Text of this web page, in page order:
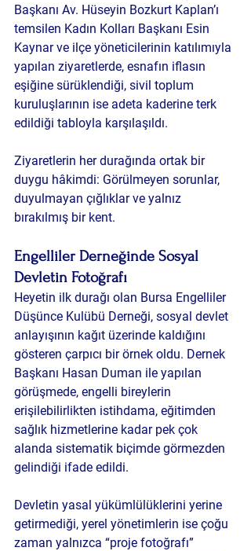
Başkanı Av. Hüseyin Bozkurt Kaplan’ı
temsilen Kadın Kolları Başkanı Esin
Kaynar ve ilçe yöneticilerinin katılımıyla
yapılan ziyaretlerde, esnafın iflasın
eşiğine sürüklendiği, sivil toplum
kuruluşlarının ise adeta kaderine terk
edildiği tabloyla karşılaşıldı.
Ziyaretlerin her durağında ortak bir
duygu hâkimdi: Görülmeyen sorunlar,
duyulmayan çığlıklar ve yalnız
bırakılmış bir kent.
Engelliler Derneğinde Sosyal
Devletin Fotoğrafı
Heyetin ilk durağı olan Bursa Engelliler
Düşünce Kulübü Derneği, sosyal devlet
anlayışının kağıt üzerinde kaldığını
gösteren çarpıcı bir örnek oldu. Dernek
Başkanı Hasan Duman ile yapılan
görüşmede, engelli bireylerin
erişilebilirlikten istihdama, eğitimden
sağlık hizmetlerine kadar pek çok
alanda sistematik biçimde görmezden
gelindiği ifade edildi.
Devletin yasal yükümlülüklerini yerine
getirmediği, yerel yönetimlerin ise çoğu
zaman yalnızca “proje fotoğrafı”